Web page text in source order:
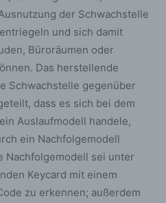
der Schwachstelle
und sich damit
Büroräumen oder
Das herstellende
Schwachstelle gegenüber
dass es sich bei dem
Auslaufmodell handele,
ein Nachfolgemodell
Nachfolgemodell sei unter
Keycard mit einem
zu erkennen; außerdem